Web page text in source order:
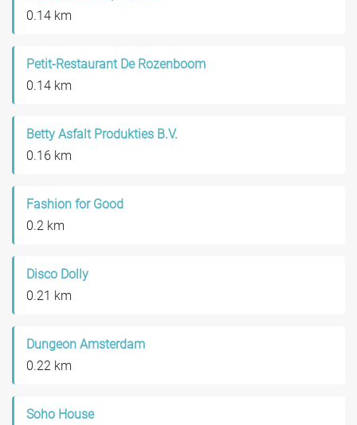
0.14 km
Petit-Restaurant De Rozenboom
0.14 km
Betty Asfalt Produkties B.V.
0.16 km
Fashion for Good
0.2 km
Disco Dolly
0.21 km
Dungeon Amsterdam
0.22 km
Soho House